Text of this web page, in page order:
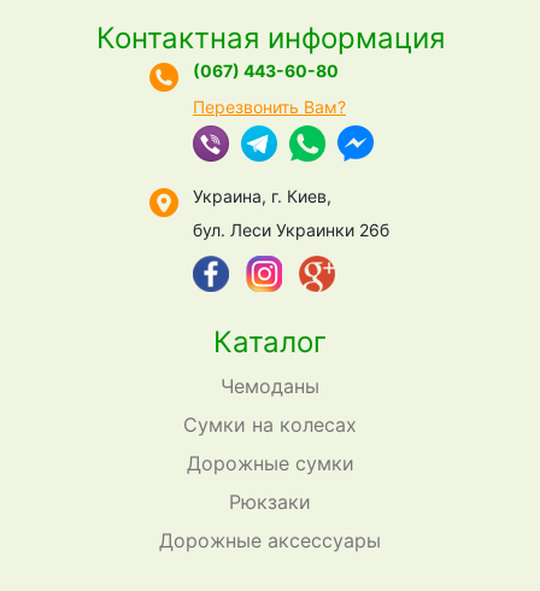
Каталог
Чемоданы
Сумки на колесах
Дорожные сумки
Рюкзаки
Дорожные аксессуары
Контактная информация
(067) 443-60-80
Перезвонить Вам?
Украина, г. Киев,
бул. Леси Украинки 26б